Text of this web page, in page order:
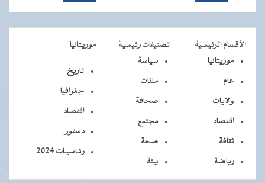
الأقسام الرئيسية تصنيفات رئيسية
موريتانيا
موريتانيا
عام
ولايات
اقتصاد
ثقافة
رياضة
سياسة
ملفات
صحافة
مجتمع
صحة
بيئة
تاريخ
جغرافيا
اقتصاد
دستور
رئـاسيـات 2024